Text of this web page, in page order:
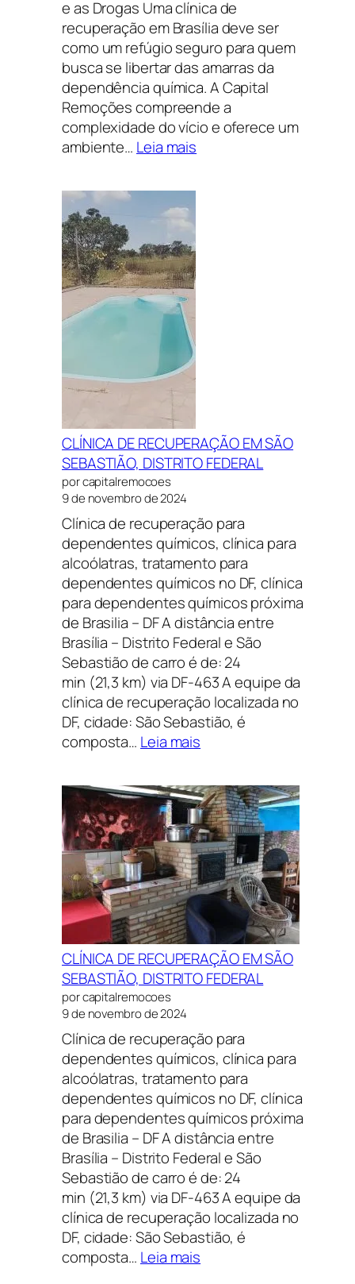
e as Drogas Uma clínica de
recuperação em Brasília deve ser
como um refúgio seguro para quem
busca se libertar das amarras da
dependência química. A Capital
Remoções compreende a
complexidade do vício e oferece um
ambiente… Leia mais
CLÍNICA DE RECUPERAÇÃO EM SÃO
SEBASTIÃO, DISTRITO FEDERAL
por capitalremocoes
9 de novembro de 2024
Clínica de recuperação para
dependentes químicos, clínica para
alcoólatras, tratamento para
dependentes químicos no DF, clínica
para dependentes químicos próxima
de Brasilia – DF A distância entre
Brasília – Distrito Federal e São
Sebastião de carro é de: 24
min (21,3 km) via DF-463 A equipe da
clínica de recuperação localizada no
DF, cidade: São Sebastião, é
composta… Leia mais
DE
RECUPERAÇÃO
EM
SÃO
SEBASTIÃO,
DISTRITO
FEDERAL
CLÍNICA DE RECUPERAÇÃO EM SÃO
SEBASTIÃO, DISTRITO FEDERAL
por capitalremocoes
9 de novembro de 2024
Clínica de recuperação para
dependentes químicos, clínica para
alcoólatras, tratamento para
dependentes químicos no DF, clínica
para dependentes químicos próxima
de Brasilia – DF A distância entre
Brasília – Distrito Federal e São
Sebastião de carro é de: 24
min (21,3 km) via DF-463 A equipe da
clínica de recuperação localizada no
DF, cidade: São Sebastião, é
composta… Leia mais